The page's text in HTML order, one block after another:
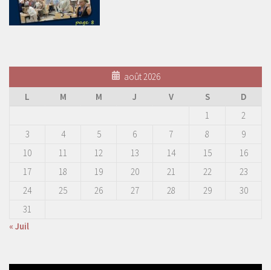
août 2026
L
M M J V S
D
1
2
3
4 5 6 7 8
9
10
11 12 13 14 15
16
17
18 19 20 21 22
23
24
25 26 27 28 29
30
31
« Juil